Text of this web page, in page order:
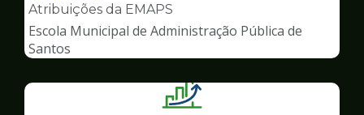
de
Gestão
Atribuições da EMAPS
Escola Municipal de Administração Pública de
Santos
Ilustração